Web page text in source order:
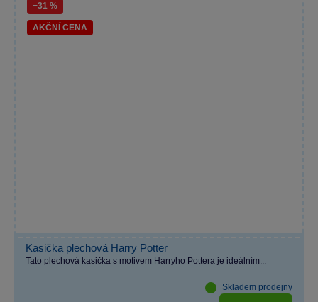
−31 %
AKČNÍ CENA
Kasička plechová Harry Potter
Tato plechová kasička s motivem Harryho Pottera je ideálním...
Skladem prodejny